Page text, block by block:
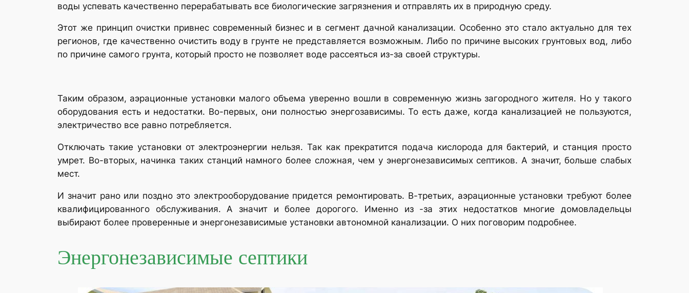
воды успевать качественно перерабатывать все биологические загрязнения и отправлять их в природную среду.
Этот же принцип очистки привнес современный бизнес и в сегмент дачной канализации. Особенно это стало актуально для тех
регионов, где качественно очистить воду в грунте не представляется возможным. Либо по причине высоких грунтовых вод, либо
по причине самого грунта, который просто не позволяет воде рассеяться из-за своей структуры.
Таким образом, аэрационные установки малого объема уверенно вошли в современную жизнь загородного жителя. Но у такого
оборудования есть и недостатки. Во-первых, они полностью энергозависимы. То есть даже, когда канализацией не пользуются,
электричество все равно потребляется.
Отключать такие установки от электроэнергии нельзя. Так как прекратится подача кислорода для бактерий, и станция просто
умрет. Во-вторых, начинка таких станций намного более сложная, чем у энергонезависимых септиков. А значит, больше слабых
мест.
И значит рано или поздно это электрооборудование придется ремонтировать. В-третьих, аэрационные установки требуют более
квалифицированного обслуживания. А значит и более дорогого. Именно из -за этих недостатков многие домовладельцы
выбирают более проверенные и энергонезависимые установки автономной канализации. О них поговорим подробнее.
Энергонезависимые септики